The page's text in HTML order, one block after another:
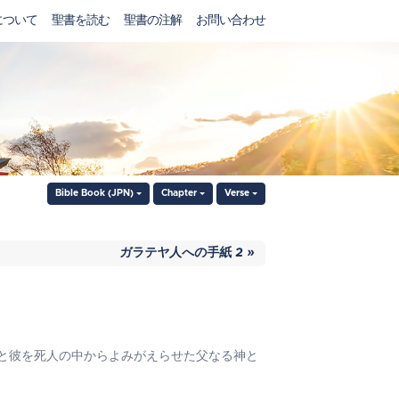
ついて 聖書を読む 聖書の注解 お問い合わせ
Bible Book (JPN) Chapter Verse
ガラテヤ人への手紙 2 »
を死人の中からよみがえらせた父なる神と